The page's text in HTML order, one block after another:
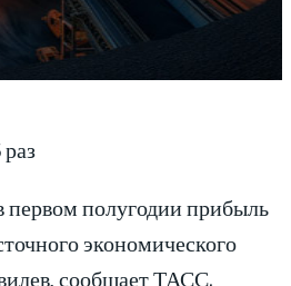
первом полугодии прибыль
экономического
сообщает ТАСС.